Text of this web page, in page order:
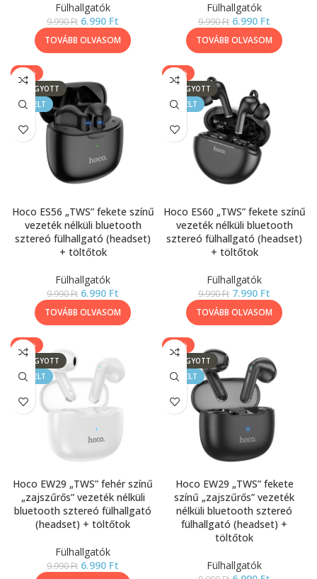
Fülhallgatók
9.990Ft 6.990 Ft
TOVÁBB OLVASOM
Fülhallgatók
9.990Ft 6.990 Ft
TOVÁBB OLVASOM
-30%
ELFOGYOTT
KIEMELT
Hoco ES56 „TWS” fekete színű
vezeték nélküli bluetooth
sztereó fülhallgató (headset)
+ töltőtok
Fülhallgatók
9.990Ft 6.990 Ft
TOVÁBB OLVASOM
-20%
ELFOGYOTT
KIEMELT
Hoco ES60 „TWS” fekete színű
vezeték nélküli bluetooth
sztereó fülhallgató (headset)
+ töltőtok
Fülhallgatók
9.990Ft 7.990 Ft
TOVÁBB OLVASOM
-30%
ELFOGYOTT
KIEMELT
Hoco EW29 „TWS” fehér színű
„zajszűrős” vezeték nélküli
bluetooth sztereó fülhallgató
(headset) + töltőtok
Fülhallgatók
9.990Ft 6.990 Ft
-30%
ELFOGYOTT
KIEMELT
Hoco EW29 „TWS” fekete
színű „zajszűrős” vezeték
nélküli bluetooth sztereó
fülhallgató (headset) +
töltőtok
Fülhallgatók